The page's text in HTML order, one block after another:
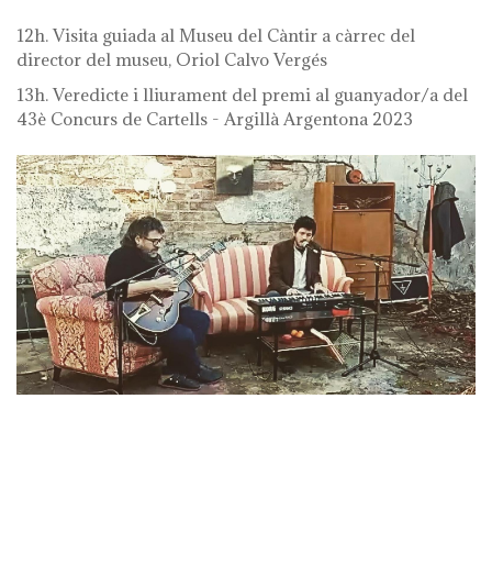
12h. Visita guiada al Museu del Càntir a càrrec del
director del museu, Oriol Calvo Vergés
13h. Veredicte i lliurament del premi al guanyador/a del
43è Concurs de Cartells - Argillà Argentona 2023